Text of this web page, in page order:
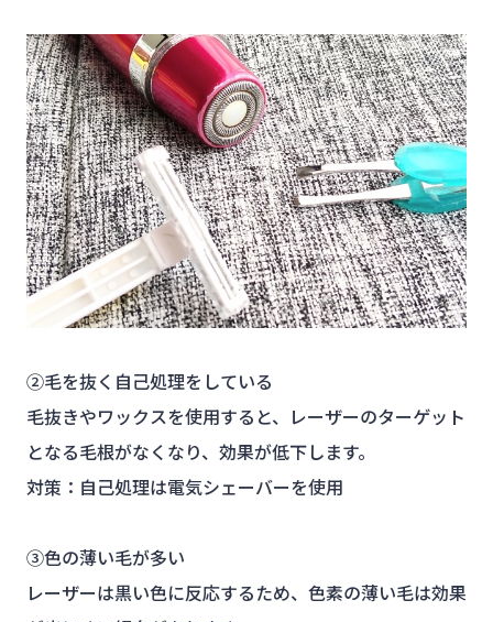
②毛を抜く自己処理をしている
毛抜きやワックスを使用すると、レーザーのターゲット
となる毛根がなくなり、効果が低下します。
対策：自己処理は電気シェーバーを使用
③色の薄い毛が多い
レーザーは黒い色に反応するため、色素の薄い毛は効果